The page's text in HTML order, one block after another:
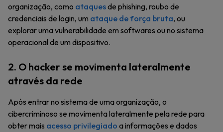
organização, como ataquesde phishing, roubo de
credenciais de login, um ataque de força bruta, ou
explorar uma vulnerabilidade em softwares ou no sistema
operacional de um dispositivo.
2. O hacker se movimenta lateralmente
através da rede
Após entrar no sistema de uma organização, o
cibercriminoso se movimenta lateralmente pela rede para
obter mais acesso privilegiado a informações e dados